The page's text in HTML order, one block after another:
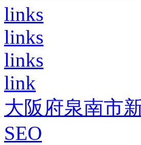
links
links
links
link
大阪府泉南市
SEO